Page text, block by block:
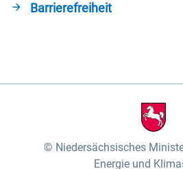
Barrierefreiheit
Niedersächsisches
Energie und